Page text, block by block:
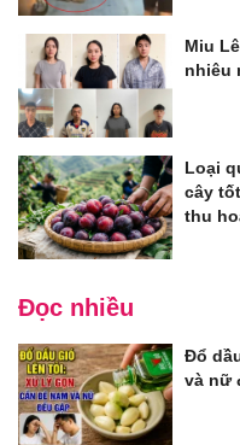
Miu
nhiêu
Loại
cây
thu
Đọc nhiều
Đổ
và nữ